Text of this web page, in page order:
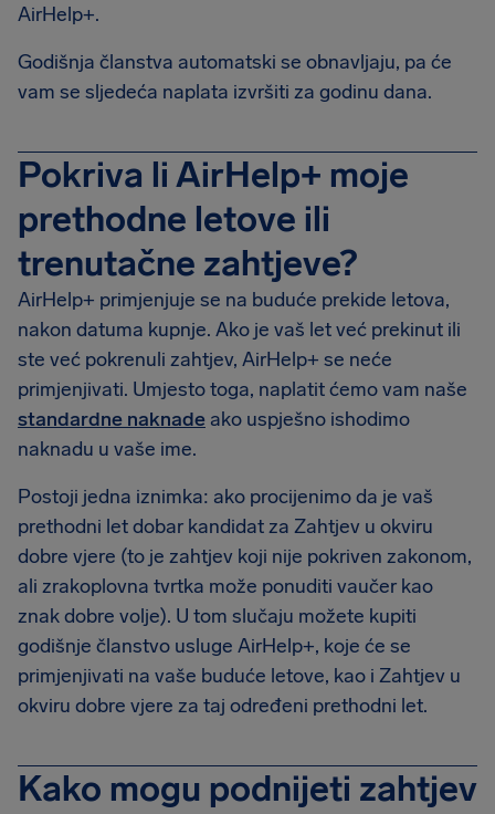
AirHelp+.
Godišnja članstva automatski se obnavljaju, pa će
vam se sljedeća naplata izvršiti za godinu dana.
Pokriva li AirHelp+ moje
prethodne letove ili
trenutačne zahtjeve?
AirHelp+ primjenjuje se na buduće prekide letova,
nakon datuma kupnje. Ako je vaš let već prekinut ili
ste već pokrenuli zahtjev, AirHelp+ se neće
primjenjivati. Umjesto toga, naplatit ćemo vam naše
standardne naknade ako uspješno ishodimo
naknadu u vaše ime.
Postoji jedna iznimka: ako procijenimo da je vaš
prethodni let dobar kandidat za Zahtjev u okviru
dobre vjere (to je zahtjev koji nije pokriven zakonom,
ali zrakoplovna tvrtka može ponuditi vaučer kao
znak dobre volje). U tom slučaju možete kupiti
godišnje članstvo usluge AirHelp+, koje će se
primjenjivati na vaše buduće letove, kao i Zahtjev u
okviru dobre vjere za taj određeni prethodni let.
Kako mogu podnijeti zahtjev